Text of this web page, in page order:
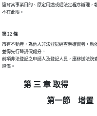
違背其事業目的、原定用途或經法定程序辦理，
不在此限。
第 22 條
市有不動產，為他人非法登記經查明確實者，應
並得先行聲請假處分。
前項非法登記之申請人及登記人員，應移送法院
賠償。
第 三 章 取得
第一節 增置